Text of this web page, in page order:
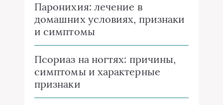
Паронихия: лечение в
домашних условиях, признаки
и симптомы
Псориаз на ногтях: причины,
симптомы и характерные
признаки